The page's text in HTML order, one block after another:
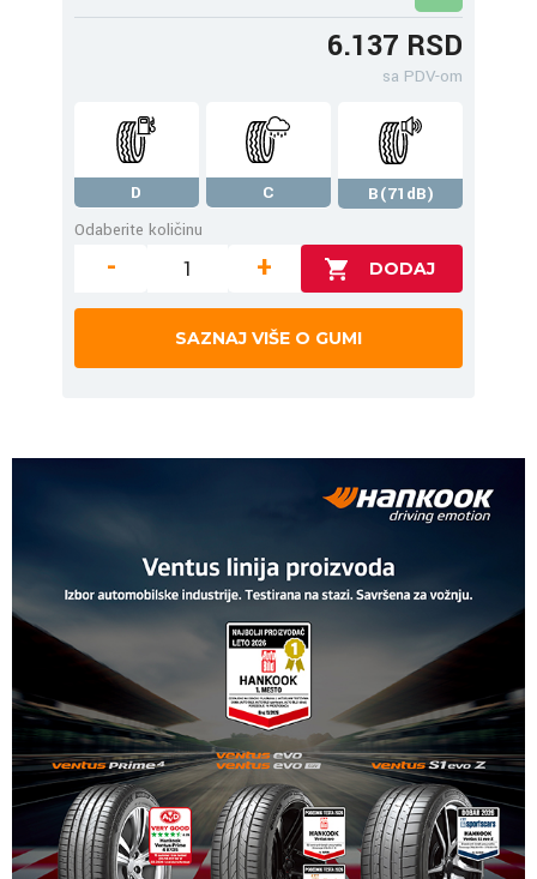
6.137 RSD
sa PDV-om
D C
B(71dB)
Odaberite količinu
- +
SAZNAJ VIŠE O GUMI